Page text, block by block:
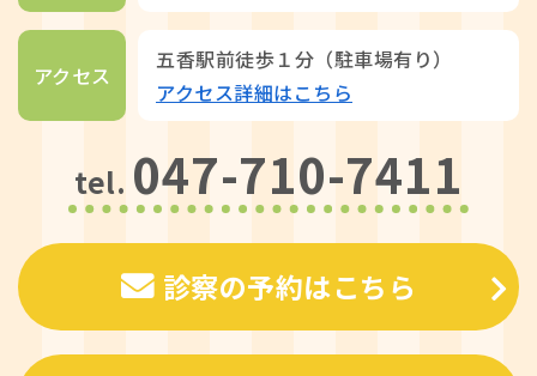
アクセス
五香駅前徒歩１分（駐車場有り）
アクセス詳細はこちら
tel. 047-710-7411
診察の予約はこちら